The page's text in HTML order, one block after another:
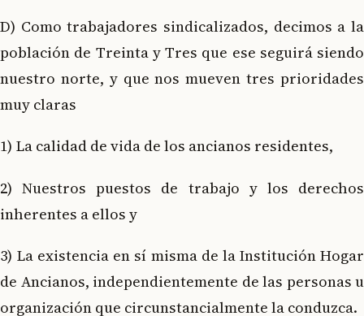
D) Como trabajadores sindicalizados, decimos a la
población de Treinta y Tres que ese seguirá siendo
nuestro norte, y que nos mueven tres prioridades
muy claras
1) La calidad de vida de los ancianos residentes,
2) Nuestros puestos de trabajo y los derechos
inherentes a ellos y
3) La existencia en sí misma de la Institución Hogar
de Ancianos, independientemente de las personas u
organización que circunstancialmente la conduzca.